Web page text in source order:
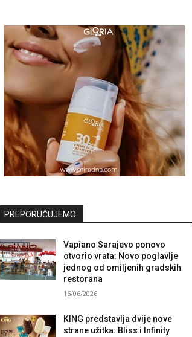
PREPORUČUJEMO
Vapiano Sarajevo ponovo
otvorio vrata: Novo poglavlje
jednog od omiljenih gradskih
restorana
16/06/2026
KING predstavlja dvije nove
strane užitka: Bliss i Infinity